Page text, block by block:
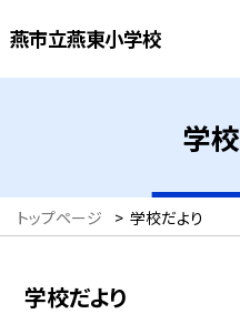
燕市立燕東小学校
学
トップページ > 学校だより
学校だより